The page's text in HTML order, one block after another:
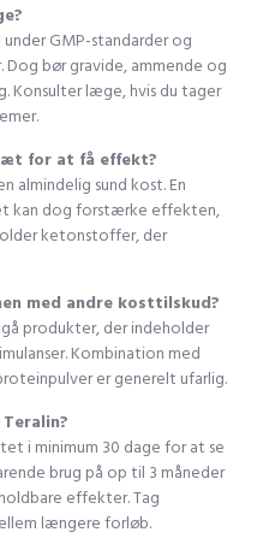
GMP-standarder og
bør gravide, ammende og
Konsulter læge, hvis du tager
for at få effekt?
almindelig sund kost. En
kan dog forstærke effekten,
ketonstoffer, der
med andre kosttilskud?
produkter, der indeholder
Kombination med
er generelt ufarlig.
i minimum 30 dage for at se
brug på op til 3 måneder
effekter. Tag
længere forløb.